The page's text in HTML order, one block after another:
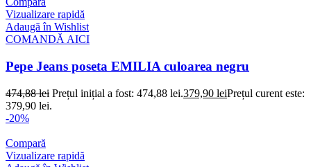
Vizualizare rapidă
Adaugă în Wishlist
COMANDĂ AICI
Pepe Jeans poseta EMILIA culoarea negru
474,88lei Prețul inițial a fost: 474,88 lei.379,90 leiPrețul curent este:
379,90 lei.
-20%
Compară
Vizualizare rapidă